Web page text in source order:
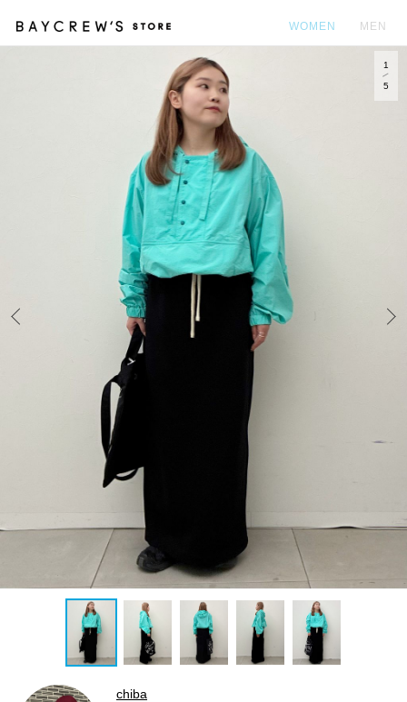
WOMEN MEN
1
5
chiba